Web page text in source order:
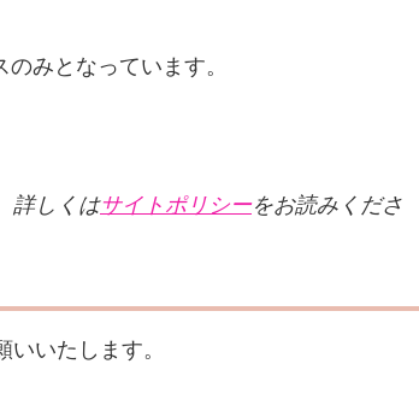
みとなっています。
詳しくはサイトポリシーをお読みくださ
いたします。